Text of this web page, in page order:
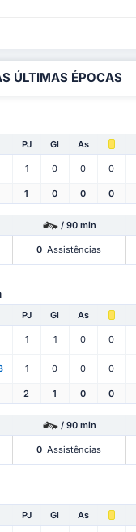
ÚLTIMAS ÉPOCAS
PJ Gl As
1 0 0 0
1 0 0 0
/ 90 min
0 Assistências
PJ Gl As
1 1 0 0
1 0 0 0
2 1 0 0
/ 90 min
0 Assistências
PJ Gl As